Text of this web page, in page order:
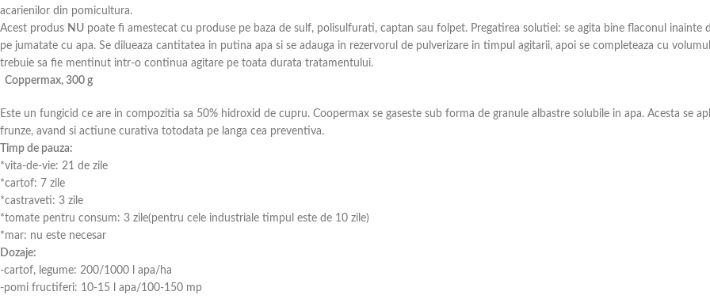
acarienilor din pomicultura.
Acest produs NU poate fi amestecat cu produse pe baza de sulf, polisulfurati, captan sau folpet. Pregatirea solutiei: se agita bine flaconul inainte
pe jumatate cu apa. Se dilueaza cantitatea in putina apa si se adauga in rezervorul de pulverizare in timpul agitarii, apoi se completeaza cu
trebuie sa fie mentinut intr-o continua agitare pe toata durata tratamentului.
Coppermax, 300 g
Este un fungicid ce are in compozitia sa 50% hidroxid de cupru. Coopermax se gaseste sub forma de granule albastre solubile in apa. Acesta se
frunze, avand si actiune curativa totodata pe langa cea preventiva.
Timp de pauza:
*vita-de-vie: 21 de zile
*cartof: 7 zile
*castraveti: 3 zile
*tomate pentru consum: 3 zile(pentru cele industriale timpul este de 10 zile)
*mar: nu este necesar
Dozaje:
-cartof, legume: 200/1000 l apa/ha
-pomi fructiferi: 10-15 l apa/100-150 mp